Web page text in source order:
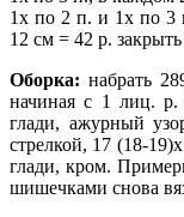
1х по 2 п. и 1х по 3
12 см = 42 р.
Оборка: набрать
начиная с 1 лиц. р.
глади, ажурный
стрелкой, 17 (18-
глади, кром.
шишечками снова